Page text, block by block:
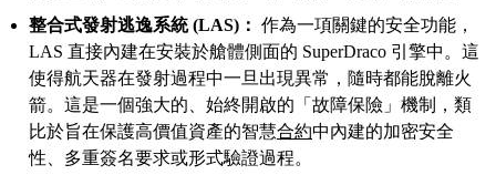
整合式發射逃逸系統 (LAS)： 作為一項關鍵的安全功能，
LAS 直接內建在安裝於艙體側面的 SuperDraco 引擎中。這
使得航天器在發射過程中一旦出現異常，隨時都能脫離火
箭。這是一個強大的、始終開啟的「故障保險」機制，類
比於旨在保護高價值資產的智慧合約中內建的加密安全
性、多重簽名要求或形式驗證過程。